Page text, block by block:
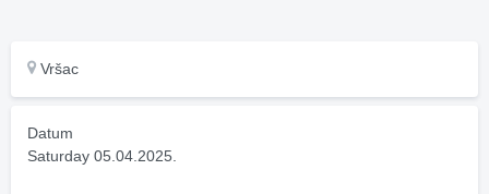
Vršac
Datum
Saturday 05.04.2025.